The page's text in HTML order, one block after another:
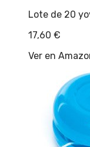
Lote de 20
17,60 €
Ver en